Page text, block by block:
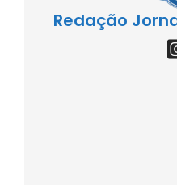
Redação